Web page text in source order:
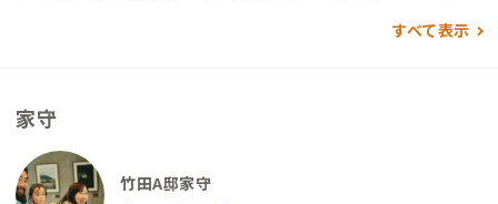
（地元食材である豊後牛やジビエを使ったフレンチ） ・和創作
・常連：徒歩4分（地元の人が集う居酒屋） ・陽はまたのぼる：
徒歩4分（居酒屋甲子園でも優勝したもつ鍋屋） ・ナギアコーヒ
ー：徒歩8分（自家焙煎コーヒーと喫茶） ・但馬屋老舗：徒歩2
すべて表示
家守
竹田A邸家守